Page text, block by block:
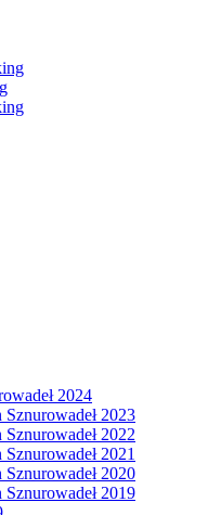
2024
2023
2022
2021
2020
2019